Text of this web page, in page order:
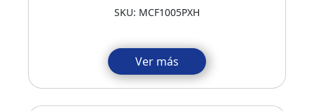
SKU: MCF1005PXH
Ver más